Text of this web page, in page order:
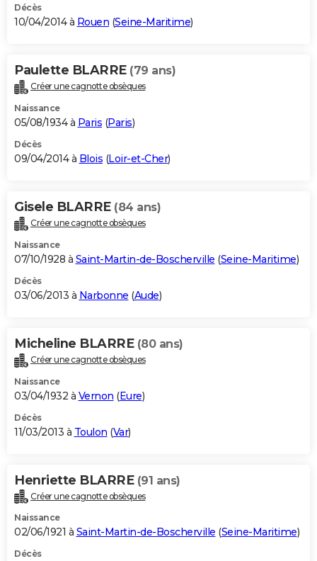
Décès
10/04/2014 à Rouen (Seine-Maritime)
Paulette BLARRE (79 ans)
Créer une cagnotte obsèques
Naissance
05/08/1934 à Paris (Paris)
Décès
09/04/2014 à Blois (Loir-et-Cher)
Gisele BLARRE (84 ans)
Créer une cagnotte obsèques
Naissance
07/10/1928 à Saint-Martin-de-Boscherville (Seine-Maritime)
Décès
03/06/2013 à Narbonne (Aude)
Micheline BLARRE (80 ans)
Créer une cagnotte obsèques
Naissance
03/04/1932 à Vernon (Eure)
Décès
11/03/2013 à Toulon (Var)
Henriette BLARRE (91 ans)
Créer une cagnotte obsèques
Naissance
02/06/1921 à Saint-Martin-de-Boscherville (Seine-Maritime)
Décès